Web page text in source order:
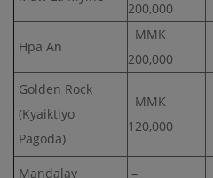
200,000
Hpa An
MMK
200,000
Golden Rock
(Kyaiktiyo
Pagoda)
MMK
120,000
Mandalay –